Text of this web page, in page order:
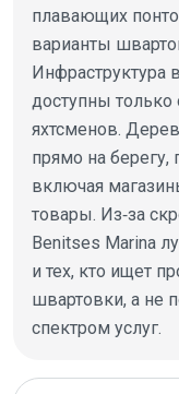
плавающих
варианты
Инфраструктура
доступны
яхтсменов.
прямо на берегу,
включая
товары. Из‑за
Benitses Marina
и тех, кто ищет
швартовки, а не
спектром услуг.